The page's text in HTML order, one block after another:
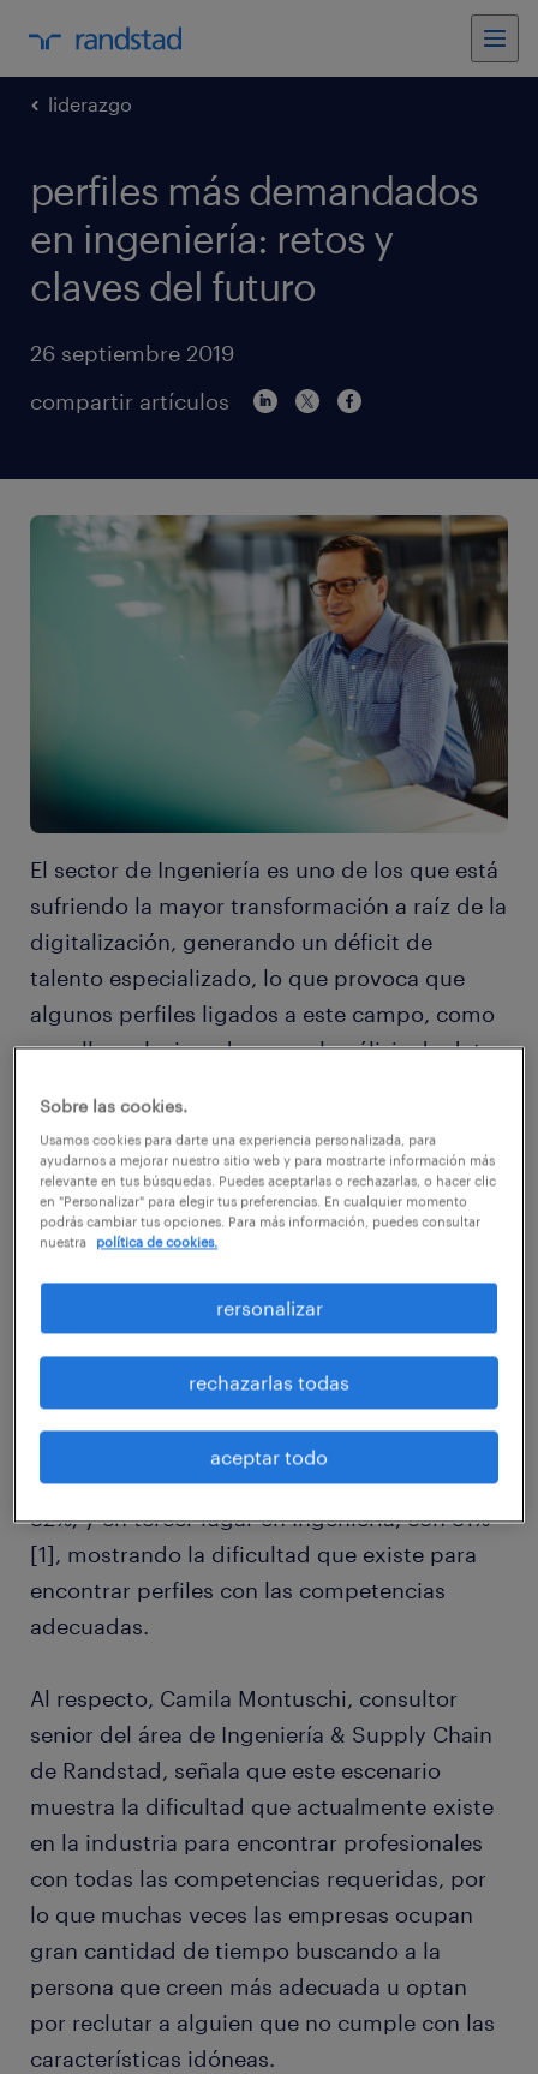
liderazgo
perfiles más demandados
en ingeniería: retos y
claves del futuro
26 septiembre 2019
compartir artículos
El sector de Ingeniería es uno de los que está
sufriendo la mayor transformación a raíz de la
digitalización, generando un déficit de
talento especializado, lo que provoca que
algunos perfiles ligados a este campo, como
aquellos relacionados con el análisis de datos
conversacionales, estén entre los más
demandados por las empresas en 2019.
Un informe de Randstad Professionals revela
realizaría nuevas contrataciones en el rubro, 7
puntos porcentuales (pp) más que el año
anterior. Asimismo, con el fin de retener
talento, las empresas están dispuestas a
subir los salarios en el departamento de
Ventas, con 51%; luego en Producción, con
32%; y en tercer lugar en Ingeniería, con 31%
[1], mostrando la dificultad que existe para
encontrar perfiles con las competencias
adecuadas.
Al respecto, Camila Montuschi, consultor
senior del área de Ingeniería & Supply Chain
de Randstad, señala que este escenario
muestra la dificultad que actualmente existe
en la industria para encontrar profesionales
con todas las competencias requeridas, por
lo que muchas veces las empresas ocupan
gran cantidad de tiempo buscando a la
persona que creen más adecuada u optan
por reclutar a alguien que no cumple con las
características idóneas.
Sobre las cookies.
Usamos cookies para darte una experiencia personalizada, para
ayudarnos a mejorar nuestro sitio web y para mostrarte información más
relevante en tus búsquedas. Puedes aceptarlas o rechazarlas, o hacer clic
en "Personalizar" para elegir tus preferencias. En cualquier momento
podrás cambiar tus opciones. Para más información, puedes consultar
nuestra
política de cookies.
rersonalizar
rechazarlas todas
aceptar todo